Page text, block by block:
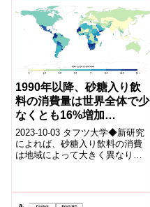
1990年以降、砂糖入り飲
料の消費量は世界全体で少
なくとも16%増加
(Globally, Consumption
of Sugary Drinks
Increased at Least 16%
2023-10-03 タフツ大学◆新研究
によれば、砂糖入り飲料の消費
は地域によって大きく異なり、